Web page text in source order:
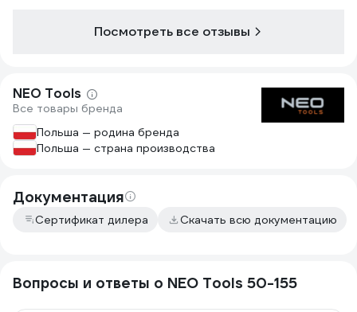
Посмотреть все отзывы
NEO Tools
Все товары бренда
Польша — родина бренда
Польша — страна производства
Документация
Сертификат дилера Скачать всю документацию
Вопросы и ответы о NEO Tools 50-155